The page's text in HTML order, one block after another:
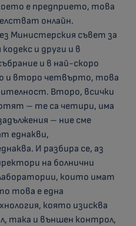
е предприето, това
онлайн.
Министерския съвет за
и други и в
и в най-скоро
и второ четвърто, това
Второ, всички
– те са четири, има
– ние сме
еднакви,
И разбира се, аз
на болнични
които имат
това е една
която изисква
така и външен контрол,